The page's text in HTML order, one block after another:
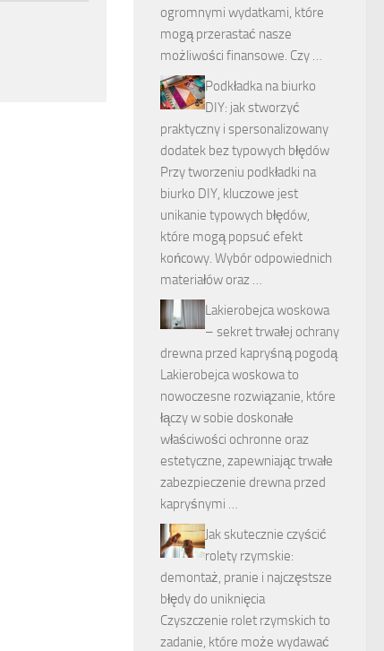
ogromnymi wydatkami, które
mogą przerastać nasze
możliwości finansowe. Czy …
Podkładka na biurko
DIY: jak stworzyć
praktyczny i spersonalizowany
dodatek bez typowych błędów
Przy tworzeniu podkładki na
biurko DIY, kluczowe jest
unikanie typowych błędów,
które mogą popsuć efekt
końcowy. Wybór odpowiednich
materiałów oraz …
Lakierobejca woskowa
– sekret trwałej ochrany
drewna przed kapryśną pogodą
Lakierobejca woskowa to
nowoczesne rozwiązanie, które
łączy w sobie doskonałe
właściwości ochronne oraz
estetyczne, zapewniając trwałe
zabezpieczenie drewna przed
kapryśnymi …
Jak skutecznie czyścić
rolety rzymskie:
demontaż, pranie i najczęstsze
błędy do uniknięcia
Czyszczenie rolet rzymskich to
zadanie, które może wydawać